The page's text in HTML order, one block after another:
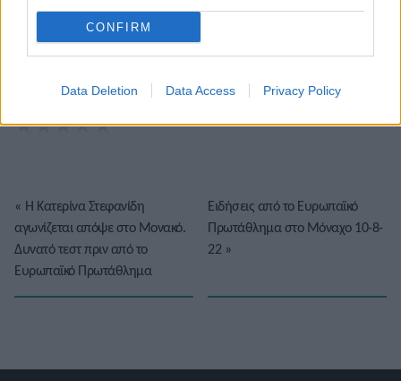
CONFIRM
Data Deletion Data Access Privacy Policy
Το άρθρο δεν έχει ακόμα βαθμολογηθεί.
Βαθμολογήστε αυτό το άρθρο:
★★★★★
« Η Κατερίνα Στεφανίδη
αγωνίζεται απόψε στο Μονακό.
Δυνατό τεστ πριν από το
Ευρωπαϊκό Πρωτάθλημα
Ειδήσεις από το Ευρωπαϊκό
Πρωτάθλημα στο Μόναχο 10-8-
22»